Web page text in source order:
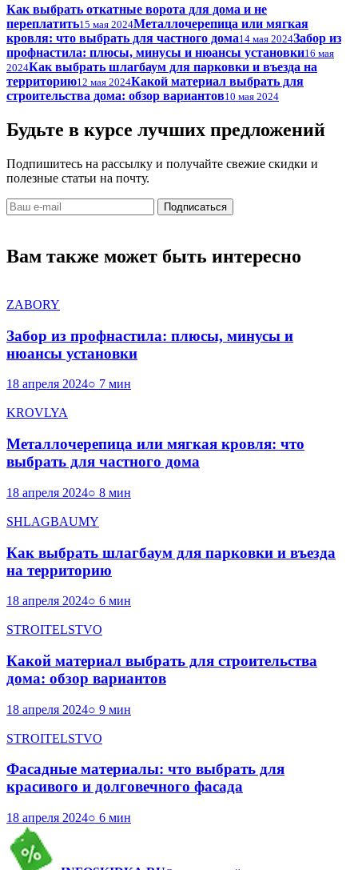
Как выбрать откатные ворота для дома и не
переплатить15 мая 2024Металлочерепица или мягкая
кровля: что выбрать для частного дома14 мая 2024Забор из
профнастила: плюсы, минусы и нюансы установки16 мая
2024Как выбрать шлагбаум для парковки и въезда на
территорию12 мая 2024Какой материал выбрать для
строительства дома: обзор вариантов10 мая 2024
Будьте в курсе лучших предложений
Подпишитесь на рассылку и получайте свежие скидки и
полезные статьи на почту.
Подписаться
Вам также может быть интересно
ZABORY
Забор из профнастила: плюсы, минусы и
нюансы установки
18 апреля 2024○ 7 мин
KROVLYA
Металлочерепица или мягкая кровля: что
выбрать для частного дома
18 апреля 2024○ 8 мин
SHLAGBAUMY
Как выбрать шлагбаум для парковки и въезда
на территорию
18 апреля 2024○ 6 мин
STROITELSTVO
Какой материал выбрать для строительства
дома: обзор вариантов
18 апреля 2024○ 9 мин
STROITELSTVO
Фасадные материалы: что выбрать для
красивого и долговечного фасада
18 апреля 2024○ 6 мин